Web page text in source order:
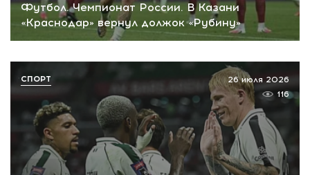
Футбол. Чемпионат России. В Казани
«Краснодар» вернул должок «Рубину»
26 июля 2026
116
СПОРТ